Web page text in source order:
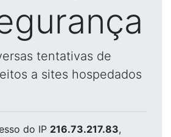
tentativas de
a sites hospedados
do IP 216.73.217.83,